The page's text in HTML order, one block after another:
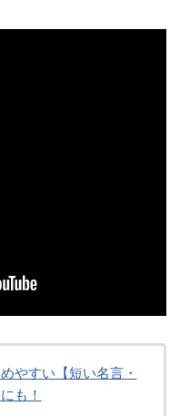
やすい【短い名言・
も！